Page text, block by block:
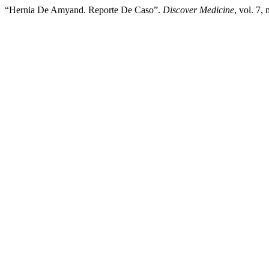
“Hernia De Amyand. Reporte De Caso”. Discover Medicine, vol. 7,